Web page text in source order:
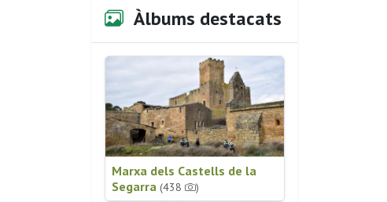
Àlbums destacats
Marxa dels Castells de la
Segarra (438 )